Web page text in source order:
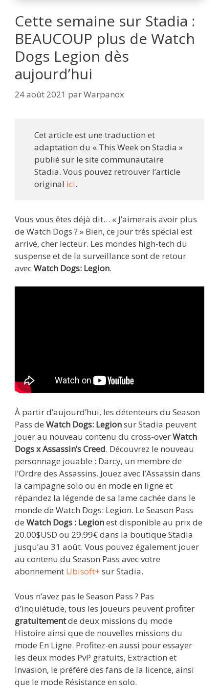
Cette semaine sur Stadia :
BEAUCOUP plus de Watch
Dogs Legion dès
aujourd’hui
24 août 2021 parWarpanox
Cet article est une traduction et
adaptation du « This Week on Stadia »
publié sur le site communautaire
Stadia. Vous pouvez retrouver l’article
original ici.
Vous vous êtes déjà dit… « J’aimerais avoir plus
de Watch Dogs ? » Bien, ce jour très spécial est
arrivé, cher lecteur. Les mondes high-tech du
suspense et de la surveillance sont de retour
avecWatch Dogs: Legion.
À partir d’aujourd’hui, les détenteurs du Season
Pass de Watch Dogs: Legionsur Stadia peuvent
jouer au nouveau contenu du cross-overWatch
Dogs xAssassin’s Creed. Découvrez le nouveau
personnage jouable : Darcy, un membre de
l’Ordre des Assassins. Jouez avec l’Assassin dans
la campagne solo ou en mode en ligne et
répandez la légende de sa lame cachée dans le
monde de Watch Dogs: Legion. Le Season Pass
de Watch Dogs : Legionest disponible au prix de
20.00$USD ou 29.99€ dans la boutique Stadia
jusqu’au 31 août. Vous pouvez également jouer
au contenu du Season Pass avec votre
abonnement Ubisoft+ sur Stadia.
Vous n’avez pas le Season Pass ? Pas
d’inquiétude, tous les joueurs peuvent profiter
gratuitementde deux missions du mode
Histoire ainsi que de nouvelles missions du
mode En Ligne. Profitez-en aussi pour essayer
les deux modes PvP gratuits, Extraction et
Invasion, le préféré des fans de la licence, ainsi
que le mode Résistance en solo.